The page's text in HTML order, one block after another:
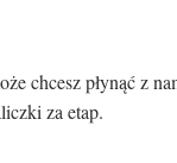
chcesz płynąć z
za etap.